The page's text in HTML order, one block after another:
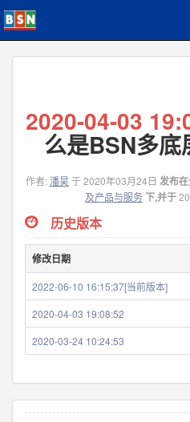
2020-04-03
么是BSN多底
作者:潘昊于 2020年03月24日 发布
及产品与服务下,并于
历史版本
修改日期
2022-06-10 16:15:37[当前版本]
2020-04-03 19:08:52
2020-03-24 10:24:53